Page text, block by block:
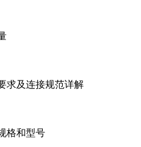
求及连接规范详解
格和型号